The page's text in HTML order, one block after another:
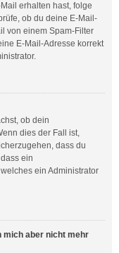
erhalten hast, folge
ob du deine E-Mail-
von einem Spam-Filter
E-Mail-Adresse korrekt
ob dein
dies der Fall ist,
dass du
ein
ein Administrator
mich aber nicht mehr